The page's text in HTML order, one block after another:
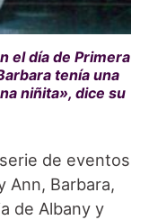
el día de Primera
tenía una
niñita», dice su
de eventos
Ann, Barbara,
de Albany y